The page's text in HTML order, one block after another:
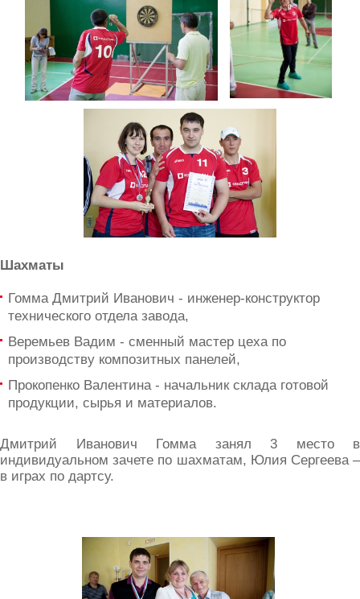
Шахматы
Гомма Дмитрий Иванович - инженер-конструктор
технического отдела завода,
Веремьев Вадим - сменный мастер цеха по
производству композитных панелей,
Прокопенко Валентина - начальник склада готовой
продукции, сырья и материалов.
Дмитрий Иванович Гомма занял 3 место в
индивидуальном зачете по шахматам, Юлия Сергеева –
в играх по дартсу.